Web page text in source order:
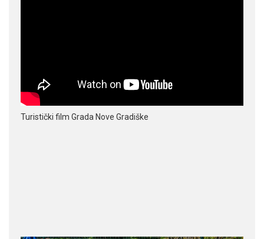
Turistički film Grada Nove Gradiške